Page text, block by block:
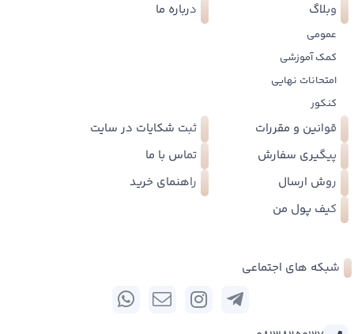
وبلاگ
عمومی
کمک آموزشی
امتحانات نهایی
کنکور
درباره ما
قوانین و مقررات
ثبت شکایات در سایت
پیگیری سفارش
تماس با ما
روش ارسال
راهنمای خرید
کیف پول من
شبکه های اجتماعی